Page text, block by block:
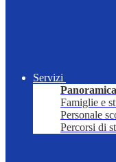
Servizi
Panoramica
Famiglie e
Personale
Percorsi di